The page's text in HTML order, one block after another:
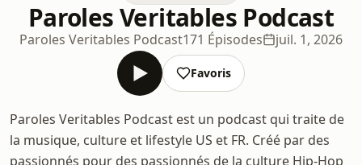
Paroles Veritables Podcast
Paroles Veritables Podcast171 Épisodes juil. 1, 2026
Favoris
Paroles Veritables Podcast est un podcast qui traite de
la musique, culture et lifestyle US et FR. Créé par des
passionnés pour des passionnés de la culture Hip-Hop